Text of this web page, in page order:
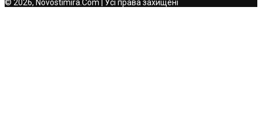
© 2026, Novostimira.Com | Усі права захищені